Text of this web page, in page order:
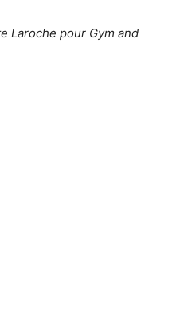
Laroche pour Gym and